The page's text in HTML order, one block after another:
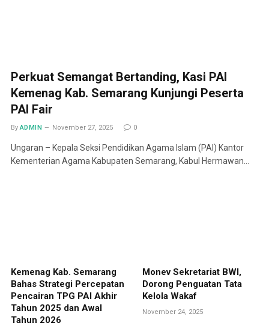
Perkuat Semangat Bertanding, Kasi PAI
Kemenag Kab. Semarang Kunjungi Peserta
PAI Fair
By ADMIN November 27, 2025 0
Ungaran – Kepala Seksi Pendidikan Agama Islam (PAI) Kantor
Kementerian Agama Kabupaten Semarang, Kabul Hermawan…
Kemenag Kab. Semarang
Bahas Strategi Percepatan
Pencairan TPG PAI Akhir
Tahun 2025 dan Awal
Tahun 2026
Monev Sekretariat BWI,
Dorong Penguatan Tata
Kelola Wakaf
November 24, 2025